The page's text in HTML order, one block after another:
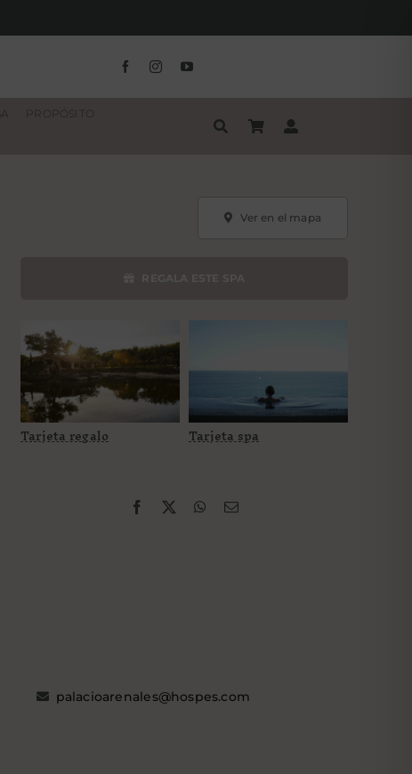
PROPÓSITO
Ver en el mapa
Tarjeta regalo
Tarjeta regalo
Tarjeta spa
Tarjeta spa
palacioarenales@hospes.com